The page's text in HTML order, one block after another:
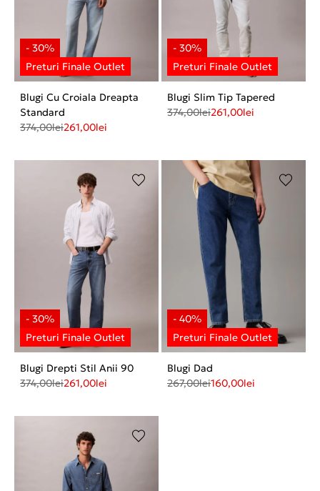
Blugi Cu Croiala Dreapta
Standard
374,00lei261,00lei
Blugi Slim Tip Tapered
374,00lei261,00lei
Blugi Drepti Stil Anii 90
374,00lei261,00lei
Blugi Dad
267,00lei160,00lei